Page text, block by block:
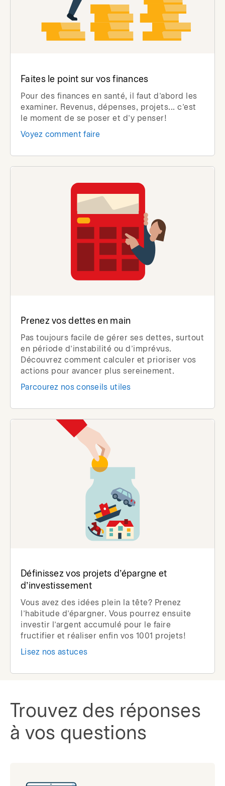
Faites le point sur vos finances
Pour des finances en santé, il faut d’abord les
examiner. Revenus, dépenses, projets... c’est
le moment de se poser et d’y penser!
Voyez comment faire
Prenez vos dettes en main
Pas toujours facile de gérer ses dettes, surtout
en période d’instabilité ou d’imprévus.
Découvrez comment calculer et prioriser vos
actions pour avancer plus sereinement.
Parcourez nos conseils utiles
Définissez vos projets d’épargne et
d’investissement
Vous avez des idées plein la tête? Prenez
l’habitude d’épargner. Vous pourrez ensuite
investir l’argent accumulé pour le faire
fructifier et réaliser enfin vos 1001 projets!
Lisez nos astuces
Trouvez des réponses
à vos questions